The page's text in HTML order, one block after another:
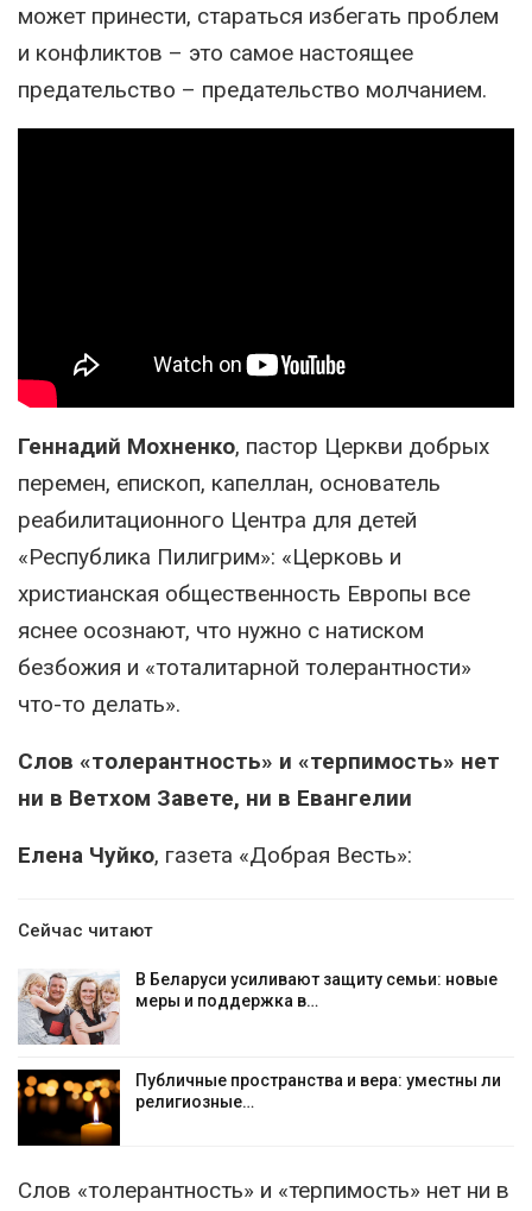
может принести, стараться избегать проблем
и конфликтов – это самое настоящее
предательство – предательство молчанием.
Геннадий Мохненко, пастор Церкви добрых
перемен, епископ, капеллан, основатель
реабилитационного Центра для детей
«Республика Пилигрим»: «Церковь и
христианская общественность Европы все
яснее осознают, что нужно с натиском
безбожия и «тоталитарной толерантности»
что-то делать».
Слов «толерантность» и «терпимость» нет
ни в Ветхом Завете, ни в Евангелии
Елена Чуйко, газета «Добрая Весть»:
Сейчас читают
В Беларуси усиливают защиту семьи: новые
меры и поддержка в…
Публичные пространства и вера: уместны ли
религиозные…
Слов «толерантность» и «терпимость» нет ни в